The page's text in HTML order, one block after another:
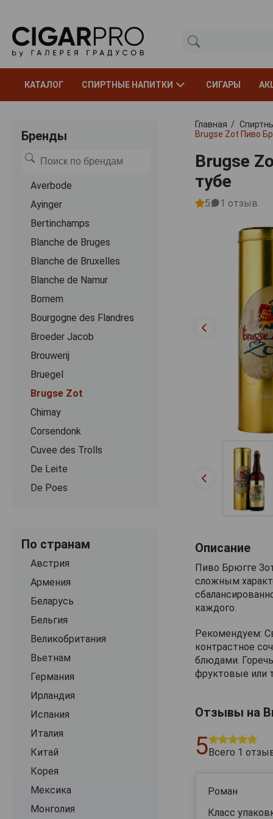
КАТАЛОГ СПИРТНЫЕ НАПИТКИ СИГАРЫ
Бренды
Averbode
Ayinger
Bertinchamps
Blanche de Bruges
Blanche de Bruxelles
Blanche de Namur
Bornem
Bourgogne des Flandres
Broeder Jacob
Brouwerij
Bruegel
Brugse Zot
Chimay
Corsendonk
Cuvee des Trolls
De Leite
De Poes
Dominus
Ename
Goliath
Gouden Carolus
Gulden Draak
Hoegaarden
Kingdom of Belgium
Kristoffel
La Guillotine
Lefebvre
Leffe
Lindemans
Martens
Martin's
Omer
По странам
Австрия
Армения
Беларусь
Бельгия
Великобритания
Вьетнам
Германия
Ирландия
Испания
Италия
Китай
Корея
Мексика
Монголия
Главная
Brugse Zot Пиво
Brugse
тубе
5 1 отзыв
Описание
Пиво Брюгге
сложным
каждого.
Рекомендуем:
контрастное
блюдами.
фруктовые или
Отзывы на
5Всего 1
Роман
Класс